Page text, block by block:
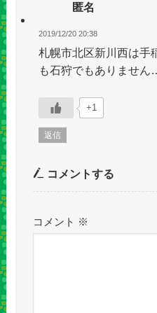
匿名
2019/12/20 20:38
札幌市北区新川西は手
も石狩でもありません…
+1
返信
コメントする
コメント ※